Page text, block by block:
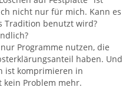
nicht nur für mich. Kann es
Tradition benutzt wird?
Programme nutzen, die
haben. Und
ist komprimieren in
kein Problem mehr.